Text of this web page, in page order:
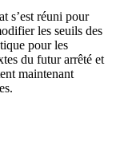
s’est réuni pour
les seuils des
pour les
du futur arrêté et
maintenant